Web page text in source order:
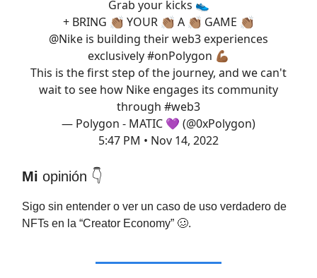
Grab your kicks 👟
+ BRING 👏🏽 YOUR 👏🏽 A 👏🏽 GAME 👏🏽
@Nike is building their web3 experiences
exclusively#onPolygon 💪🏾
This is the first step of the journey, and we can't
wait to see how Nike engages its community
through #web3
— Polygon - MATIC 💜 (@0xPolygon)
5:47 PM • Nov 14, 2022
Mi opinión 👇
Sigo sin entender o ver un caso de uso verdadero de
NFTs en la “Creator Economy” 🥴.